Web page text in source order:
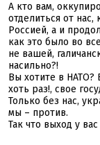
А кто вам,
отделиться от нас,
Россией, а и
как это было во
не вашей,
насильно?!
Вы хотите в НАТО?
хоть раз!, свое
Только без нас,
мы – против.
Так что выход у